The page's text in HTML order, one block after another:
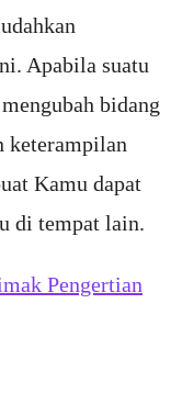
Apabila suatu
bidang
keterampilan
Kamu dapat
di tempat lain.
Pengertian